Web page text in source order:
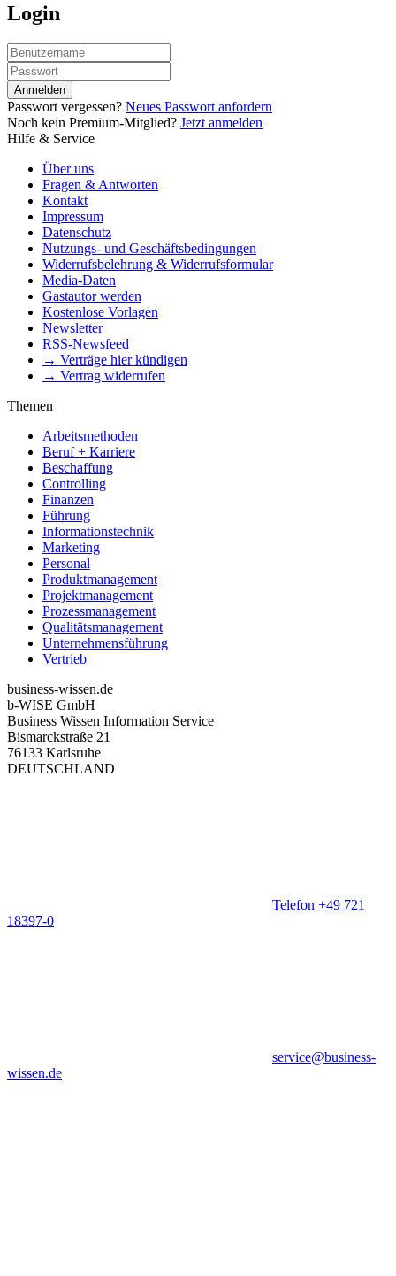
Login
Anmelden
Passwort vergessen? Neues Passwort anfordern
Noch kein Premium-Mitglied? Jetzt anmelden
Hilfe & Service
Über uns
Fragen & Antworten
Kontakt
Impressum
Datenschutz
Nutzungs- und Geschäftsbedingungen
Widerrufsbelehrung & Widerrufsformular
Media-Daten
Gastautor werden
Kostenlose Vorlagen
Newsletter
RSS-Newsfeed
→ Verträge hier kündigen
→ Vertrag widerrufen
Themen
Arbeitsmethoden
Beruf + Karriere
Beschaffung
Controlling
Finanzen
Führung
Informationstechnik
Marketing
Personal
Produktmanagement
Projektmanagement
Prozessmanagement
Qualitätsmanagement
Unternehmensführung
Vertrieb
business-wissen.de
b-WISE GmbH
Business Wissen Information Service
Bismarckstraße 21
76133 Karlsruhe
DEUTSCHLAND
Telefon +49 721
18397-0
service@business-
wissen.de